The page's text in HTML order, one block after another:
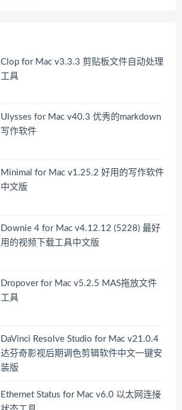
Clop for Mac v3.3.3 剪贴板文件自动处理
工具
Ulysses for Mac v40.3 优秀的markdown
写作软件
Minimal for Mac v1.25.2 好用的写作软件
中文版
Downie 4 for Mac v4.12.12 (5228) 最好
用的视频下载工具中文版
Dropover for Mac v5.2.5 MAS拖放文件
工具
DaVinci Resolve Studio for Mac v21.0.4
达芬奇影视后期调色剪辑软件中文一键安
装版
Ethernet Status for Mac v6.0 以太网连接